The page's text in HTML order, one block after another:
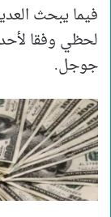
فيما يبحث
لحظي وفقا
جوجل.